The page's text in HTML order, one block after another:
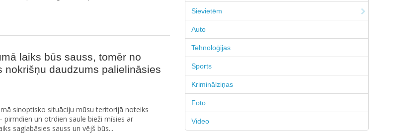
laiks būs sauss, tomēr no
nokrišņu daudzums palielināsies
sinoptisko situāciju mūsu teritorijā noteiks
pirmdien un otrdien saule bieži mīsies ar
saglabāsies sauss un vējš būs...
Sievietēm
Auto
Tehnoloģijas
Sports
Kriminālziņas
Foto
Video